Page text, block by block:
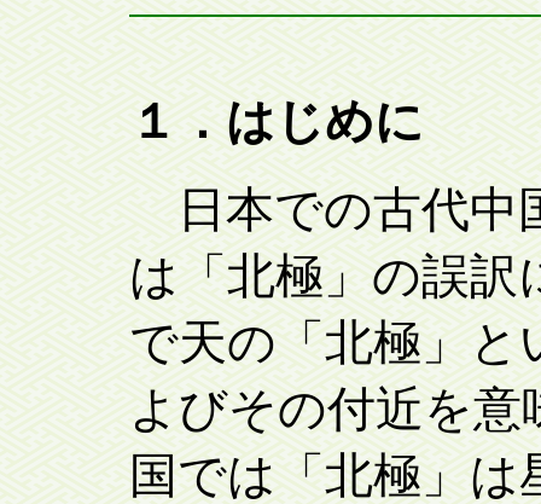
１．はじめに
日本での古代中
は「北極」の誤訳
で天の「北極」と
よびその付近を
国では「北極」